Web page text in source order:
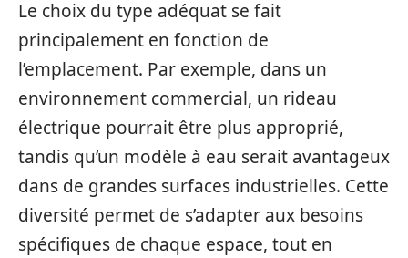
Le choix du type adéquat se fait
principalement en fonction de
l’emplacement. Par exemple, dans un
environnement commercial, un rideau
électrique pourrait être plus approprié,
tandis qu’un modèle à eau serait avantageux
dans de grandes surfaces industrielles. Cette
diversité permet de s’adapter aux besoins
spécifiques de chaque espace, tout en